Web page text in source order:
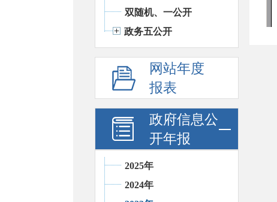
双随机、一公开
政务五公开
网站年度
报表
政府信息公
开年报
2025年
2024年